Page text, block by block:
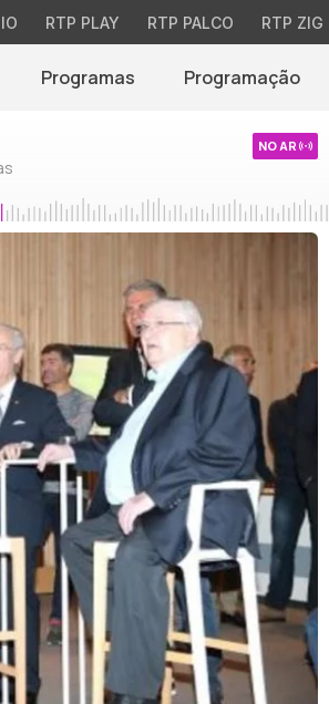
RTP PLAY RTP PALCO RTP ZIG
Programas Programação
NO AR